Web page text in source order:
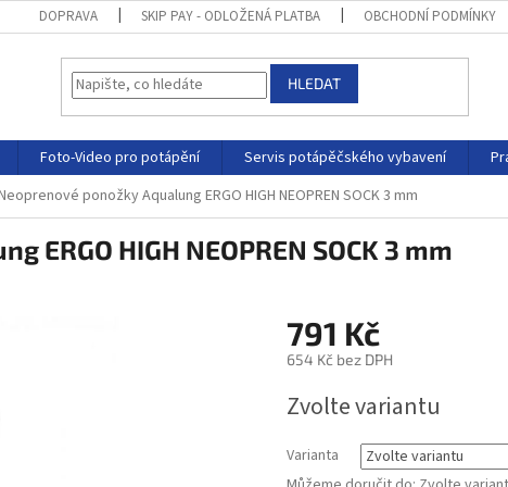
DOPRAVA SKIP PAY - ODLOŽENÁ PLATBA OBCHODNÍ PODMÍNKY
HLEDAT
Foto-Video pro potápění Servis potápěčského vybavení
ponožky Aqualung ERGO HIGH NEOPREN SOCK 3 mm
ERGO HIGH NEOPREN SOCK 3 mm
791 Kč
654 Kč bez DPH
Zvolte variantu
Varianta